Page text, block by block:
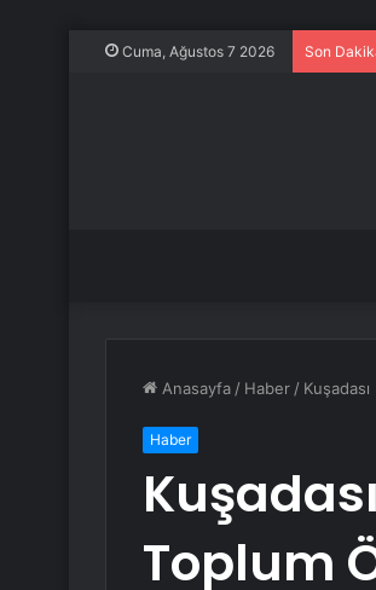
Cuma, Ağustos 7 2026 Son
Anasayfa / Haber /
Haber
Toplum